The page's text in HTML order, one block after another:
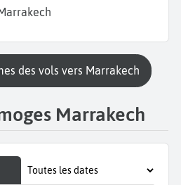
des vols vers Marrakech
Marrakech